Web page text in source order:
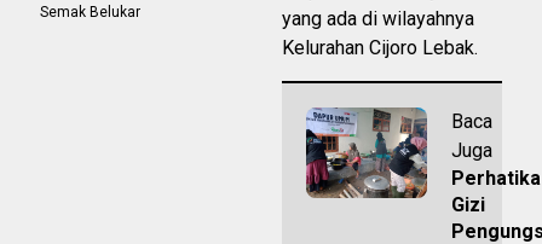
yang ada di wilayahnya
Kelurahan Cijoro Lebak.
Baca
Juga
Gizi
Semak Belukar